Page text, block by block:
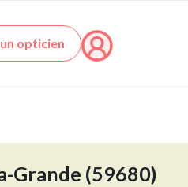
opticien
Grande (59680)